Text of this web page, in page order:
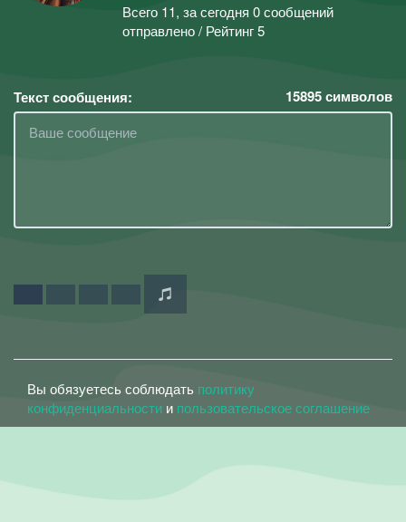
Всего 11, за сегодня 0 сообщений
отправлено / Рейтинг 5
Текст сообщения: 15895символов
Вы обязуетесь соблюдать политику
конфиденциальности и пользовательское соглашение